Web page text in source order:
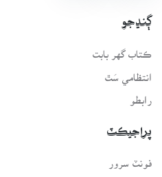
ڳنڍجو
ڪتاب گهر بابت
انتظامي سَٿ
رابطو
پراجيڪٽ
فونٽ سرور